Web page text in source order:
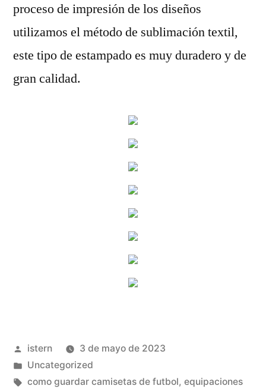
proceso de impresión de los diseños
utilizamos el método de sublimación textil,
este tipo de estampado es muy duradero y de
gran calidad.
Publicado
por
istern
3 de mayo de 2023
Publicado
en
Uncategorized
Etiquetas:
como guardar camisetas de futbol, equipaciones